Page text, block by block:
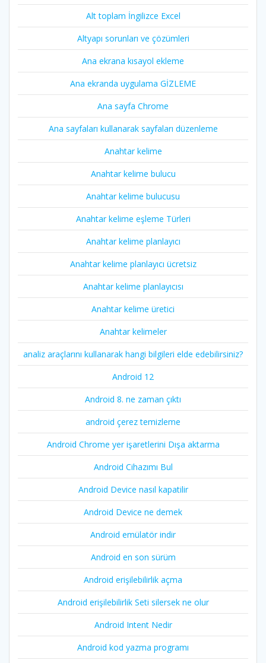
Alt toplam İngilizce Excel
Altyapı sorunları ve çözümleri
Ana ekrana kısayol ekleme
Ana ekranda uygulama GİZLEME
Ana sayfa Chrome
Ana sayfaları kullanarak sayfaları düzenleme
Anahtar kelime
Anahtar kelime bulucu
Anahtar kelime bulucusu
Anahtar kelime eşleme Türleri
Anahtar kelime planlayıcı
Anahtar kelime planlayıcı ücretsiz
Anahtar kelime planlayıcısı
Anahtar kelime üretici
Anahtar kelimeler
analiz araçlarını kullanarak hangi bilgileri elde edebilirsiniz?
Android 12
Android 8. ne zaman çıktı
android çerez temizleme
Android Chrome yer işaretlerini Dışa aktarma
Android Cihazımı Bul
Android Device nasıl kapatilir
Android Device ne demek
Android emülatör indir
Android en son sürüm
Android erişilebilirlik açma
Android erişilebilirlik Seti silersek ne olur
Android Intent Nedir
Android kod yazma programı